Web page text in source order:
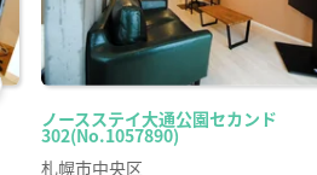
ノースステイ大通公園セカンド
302(No.1057890)
札幌市中央区